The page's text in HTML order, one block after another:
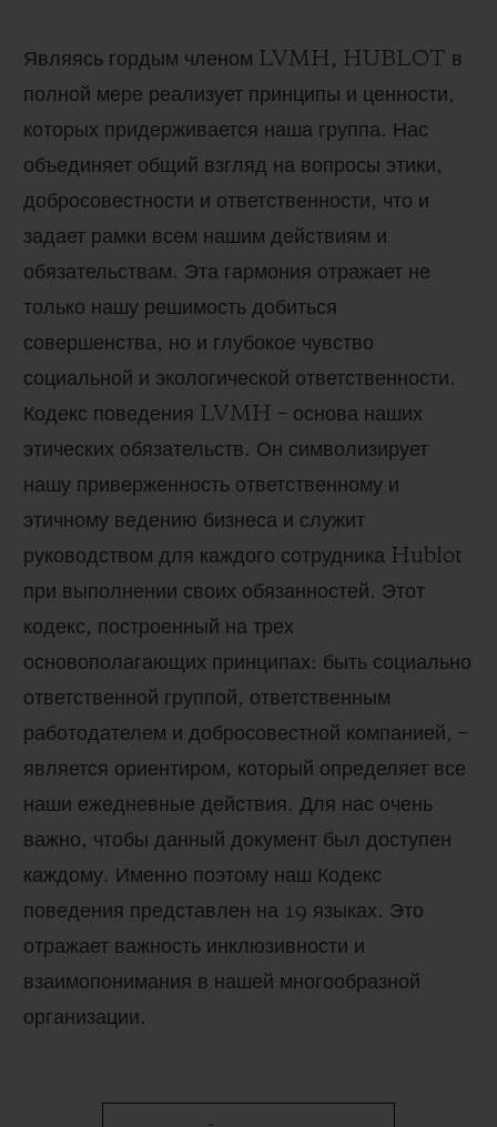
Являясь гордым членом LVMH, HUBLOT в
полной мере реализует принципы и ценности,
которых придерживается наша группа. Нас
объединяет общий взгляд на вопросы этики,
добросовестности и ответственности, что и
задает рамки всем нашим действиям и
обязательствам. Эта гармония отражает не
только нашу решимость добиться
совершенства, но и глубокое чувство
социальной и экологической ответственности.
Кодекс поведения LVMH – основа наших
этических обязательств. Он символизирует
нашу приверженность ответственному и
этичному ведению бизнеса и служит
руководством для каждого сотрудника Hublot
при выполнении своих обязанностей. Этот
кодекс, построенный на трех
основополагающих принципах: быть социально
ответственной группой, ответственным
работодателем и добросовестной компанией, –
является ориентиром, который определяет все
наши ежедневные действия. Для нас очень
важно, чтобы данный документ был доступен
каждому. Именно поэтому наш Кодекс
поведения представлен на 19 языках. Это
отражает важность инклюзивности и
взаимопонимания в нашей многообразной
организации.